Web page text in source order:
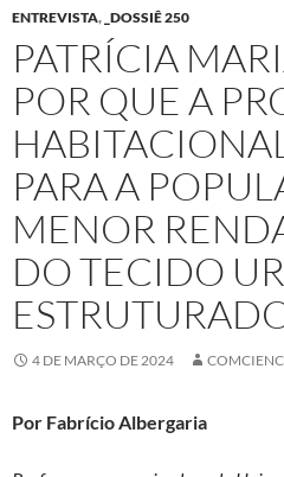
ENTREVISTA, _DOSSIÊ 250
PATRÍCIA
POR QUE A
PARA A
MENOR
DO TECIDO
4 DE MARÇO DE 2024
Por Fabrício Albergaria